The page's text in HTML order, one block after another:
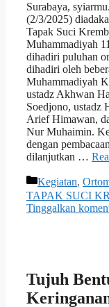
Surabaya,
(2/3/2025)
Tapak Suci
Muhammadiyah
dihadiri puluhan
dihadiri oleh
Muhammadiyah
ustadz Akhwan
Soedjono, ustadz
Arief Himawan,
Nur Muhaimin.
dengan
dilanjutkan …
Kategori
Kegiatan,
TAPAK SUCI
Tinggalkan
Tujuh